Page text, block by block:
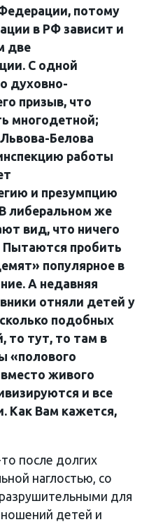
потому
в РФ зависит и
две
С одной
духовно-
призыв, что
многодетной;
Белова
работы
и презумпцию
либеральном же
вид, что ничего
Пытаются пробить
популярное в
А недавняя
отняли детей у
подобных
то тут, то там в
«полового
живого
и все
Как Вам кажется,
после долгих
наглостью, со
для
детей и